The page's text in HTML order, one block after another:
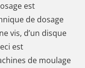
est
de dosage
vis, d’un disque
est
de moulage